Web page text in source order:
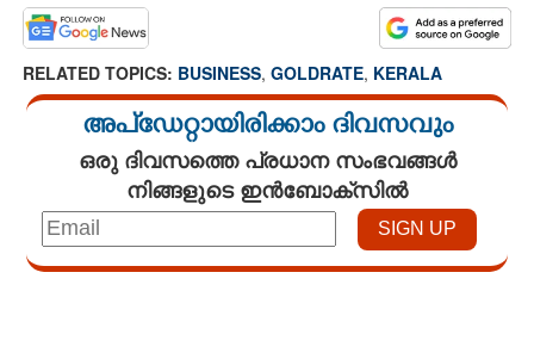
RELATED TOPICS: BUSINESS, GOLDRATE, KERALA
അപ്ഡേറ്റായിരിക്കാം ദിവസവും
ഒരു ദിവസത്തെ പ്രധാന സംഭവങ്ങൾ
നിങ്ങളുടെ ഇൻബോക്സിൽ